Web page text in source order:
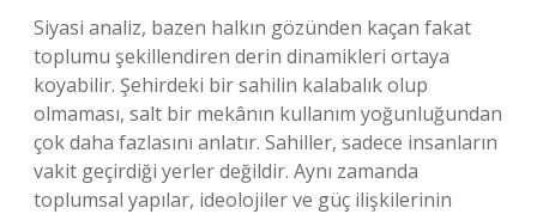
Siyasi analiz, bazen halkın gözünden kaçan fakat
toplumu şekillendiren derin dinamikleri ortaya
koyabilir. Şehirdeki bir sahilin kalabalık olup
olmaması, salt bir mekânın kullanım yoğunluğundan
çok daha fazlasını anlatır. Sahiller, sadece insanların
vakit geçirdiği yerler değildir. Aynı zamanda
toplumsal yapılar, ideolojiler ve güç ilişkilerinin